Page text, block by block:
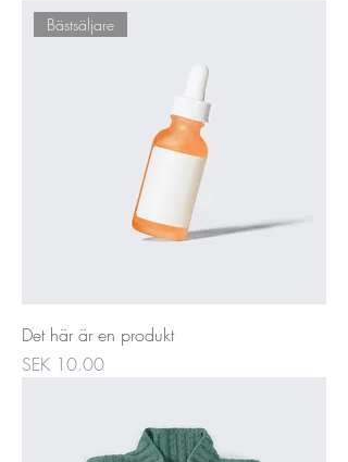
Bästsäljare
Det här är en produkt
Price
SEK 10.00